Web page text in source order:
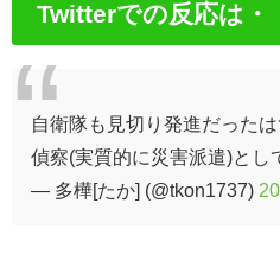
Twitterでの反応は・
自衛隊も見切り発進だった
偵察(実質的に災害派遣)とし
— 多樺[たか] (@tkon1737)